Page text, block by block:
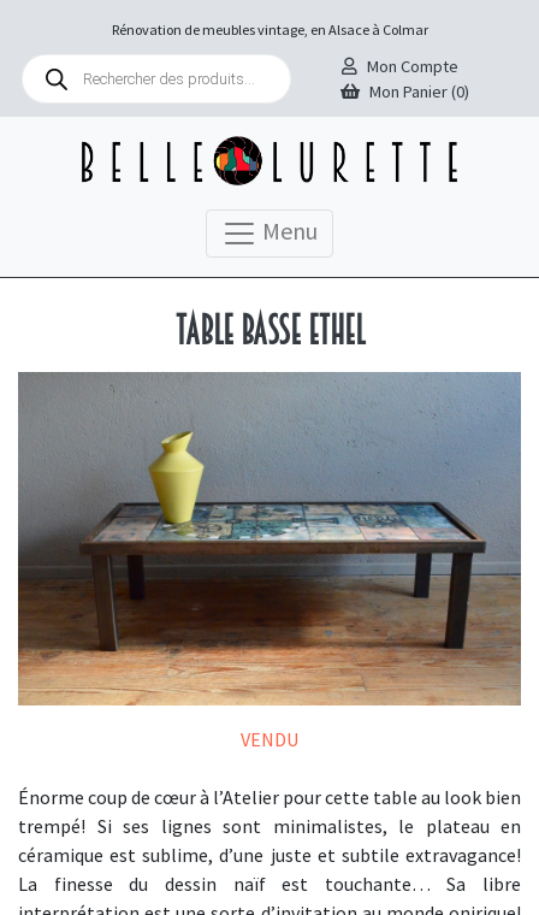
Rénovation de meubles vintage, en Alsace à Colmar
Recherche
produits
Mon Compte
Mon Panier (0)
Menu
Table basse Ethel
VENDU
Énorme coup de cœur à l’Atelier pour cette table au look bien
trempé! Si ses lignes sont minimalistes, le plateau en
céramique est sublime, d’une juste et subtile extravagance!
La finesse du dessin naïf est touchante… Sa libre